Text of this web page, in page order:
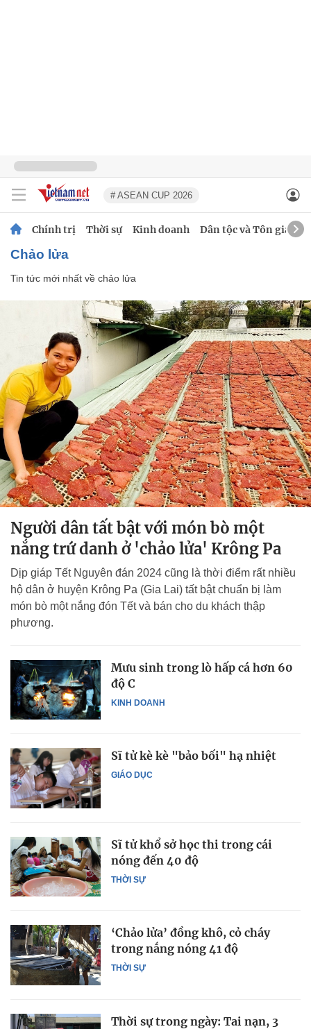
# ASEAN CUP 2026
Chính trị Thời sự Kinh doanh Dân tộc và Tôn giáo
chảo lửa
Tin tức mới nhất về chảo lửa
Người dân tất bật với món bò một
nắng trứ danh ở 'chảo lửa' Krông Pa
Dịp giáp Tết Nguyên đán 2024 cũng là thời điểm rất nhiều
hộ dân ở huyện Krông Pa (Gia Lai) tất bật chuẩn bị làm
món bò một nắng đón Tết và bán cho du khách thập
phương.
KINH DOANH
Mưu sinh trong lò hấp cá hơn 60
độ C
GIÁO DỤC
Sĩ tử kè kè "bảo bối" hạ nhiệt
THỜI SỰ
Sĩ tử khổ sở học thi trong cái
nóng đến 40 độ
THỜI SỰ
‘Chảo lửa’ đồng khô, cỏ cháy
trong nắng nóng 41 độ
Thời sự trong ngày: Tai nạn, 3